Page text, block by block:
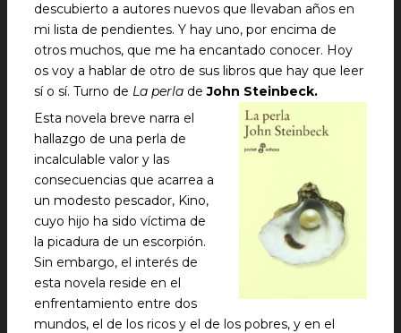
descubierto a autores nuevos que llevaban años en
mi lista de pendientes. Y hay uno, por encima de
otros muchos, que me ha encantado conocer. Hoy
os voy a hablar de otro de sus libros que hay que leer
sí o sí. Turno de La perla deJohn Steinbeck.
Esta novela breve narra el
hallazgo de una perla de
incalculable valor y las
consecuencias que acarrea a
un modesto pescador, Kino,
cuyo hijo ha sido víctima de
la picadura de un escorpión.
Sin embargo, el interés de
esta novela reside en el
enfrentamiento entre dos
mundos, el de los ricos y el de los pobres, y en el